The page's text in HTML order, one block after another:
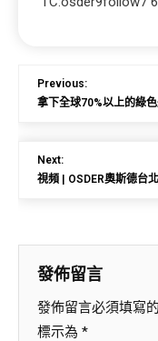
Previous:
拿下全球70%以上的綠
Next:
視頻 | OSDER奧斯德台
發佈留言
發佈留言必須填寫
標示為 *